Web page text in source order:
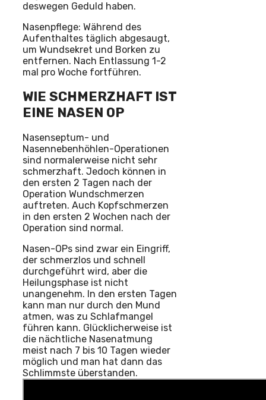
deswegen Geduld haben.
Nasenpflege: Während des
Aufenthaltes täglich abgesaugt,
um Wundsekret und Borken zu
entfernen. Nach Entlassung 1-2
mal pro Woche fortführen.
WIE SCHMERZHAFT IST
EINE NASEN OP
Nasenseptum- und
Nasennebenhöhlen-Operationen
sind normalerweise nicht sehr
schmerzhaft. Jedoch können in
den ersten 2 Tagen nach der
Operation Wundschmerzen
auftreten. Auch Kopfschmerzen
in den ersten 2 Wochen nach der
Operation sind normal.
Nasen-OPs sind zwar ein Eingriff,
der schmerzlos und schnell
durchgeführt wird, aber die
Heilungsphase ist nicht
unangenehm. In den ersten Tagen
kann man nur durch den Mund
atmen, was zu Schlafmangel
führen kann. Glücklicherweise ist
die nächtliche Nasenatmung
meist nach 7 bis 10 Tagen wieder
möglich und man hat dann das
Schlimmste überstanden.